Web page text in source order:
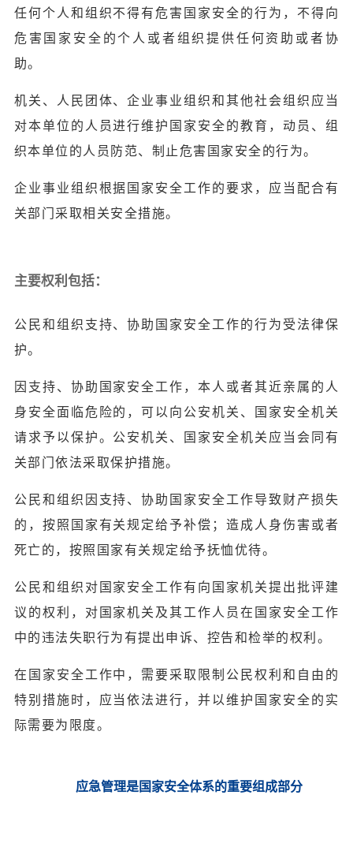
任何个人和组织不得有危害国家安全的行为，不得向
危害国家安全的个人或者组织提供任何资助或者协
助。
机关、人民团体、企业事业组织和其他社会组织应当
对本单位的人员进行维护国家安全的教育，动员、组
织本单位的人员防范、制止危害国家安全的行为。
企业事业组织根据国家安全工作的要求，应当配合有
关部门采取相关安全措施。
主要权利包括：
公民和组织支持、协助国家安全工作的行为受法律保
护。
因支持、协助国家安全工作，本人或者其近亲属的人
身安全面临危险的，可以向公安机关、国家安全机关
请求予以保护。公安机关、国家安全机关应当会同有
关部门依法采取保护措施。
公民和组织因支持、协助国家安全工作导致财产损失
的，按照国家有关规定给予补偿；造成人身伤害或者
死亡的，按照国家有关规定给予抚恤优待。
公民和组织对国家安全工作有向国家机关提出批评建
议的权利，对国家机关及其工作人员在国家安全工作
中的违法失职行为有提出申诉、控告和检举的权利。
在国家安全工作中，需要采取限制公民权利和自由的
特别措施时，应当依法进行，并以维护国家安全的实
际需要为限度。
应急管理是国家安全体系的重要组成部分